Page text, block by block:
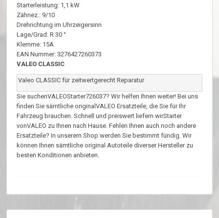
Starterleistung: 1,1 kW
Zähnez.: 9/10
Drehrichtung im Uhrzeigersinn
Lage/Grad: R 30 °
Klemme: 15A
EAN Nummer: 3276427260373
VALEO CLASSIC
Valeo CLASSIC für zeitwertgerecht Reparatur
Sie suchenVALEOStarter726037? Wir helfen Ihnen weiter! Bei uns
finden Sie sämtliche originalVALEO Ersatzteile, die Sie für Ihr
Fahrzeug brauchen. Schnell und preiswert liefern wirStarter
vonVALEO zu Ihnen nach Hause. Fehlen Ihnen auch noch andere
Ersatzteile? In unserem Shop werden Sie bestimmt fündig. Wir
können Ihnen sämtliche original Autoteile diverser Hersteller zu
besten Konditionen anbieten.